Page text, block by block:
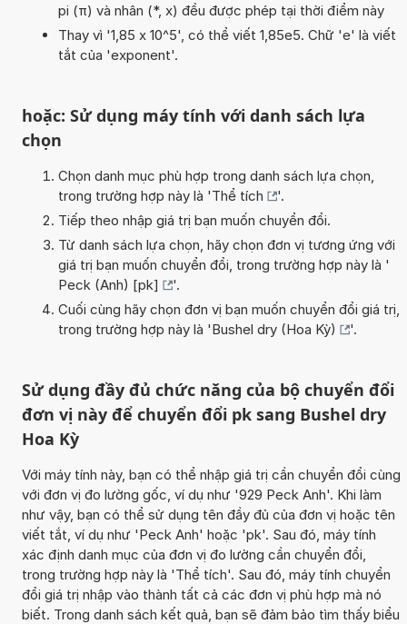
pi (π) và nhân (*, x) đều được phép tại thời điểm này
Thay vì '1,85 x 10^5', có thể viết 1,85e5. Chữ 'e' là viết
tắt của 'exponent'.
hoặc: Sử dụng máy tính với danh sách lựa
chọn
Chọn danh mục phù hợp trong danh sách lựa chọn,
trong trường hợp này là 'Thể tích
'.
Tiếp theo nhập giá trị bạn muốn chuyển đổi.
Từ danh sách lựa chọn, hãy chọn đơn vị tương ứng với
giá trị bạn muốn chuyển đổi, trong trường hợp này là '
Peck (Anh) [pk]
'.
Cuối cùng hãy chọn đơn vị bạn muốn chuyển đổi giá trị,
trong trường hợp này là 'Bushel dry (Hoa Kỳ) '.
Sử dụng đầy đủ chức năng của bộ chuyển đổi
đơn vị này để chuyển đổi pk sang Bushel dry
Hoa Kỳ
Với máy tính này, bạn có thể nhập giá trị cần chuyển đổi cùng
với đơn vị đo lường gốc, ví dụ như '929 Peck Anh'. Khi làm
như vậy, bạn có thể sử dụng tên đầy đủ của đơn vị hoặc tên
viết tắt, ví dụ như 'Peck Anh' hoặc 'pk'. Sau đó, máy tính
xác định danh mục của đơn vị đo lường cần chuyển đổi,
trong trường hợp này là 'Thể tích'. Sau đó, máy tính chuyển
đổi giá trị nhập vào thành tất cả các đơn vị phù hợp mà nó
biết. Trong danh sách kết quả, bạn sẽ đảm bảo tìm thấy biểu